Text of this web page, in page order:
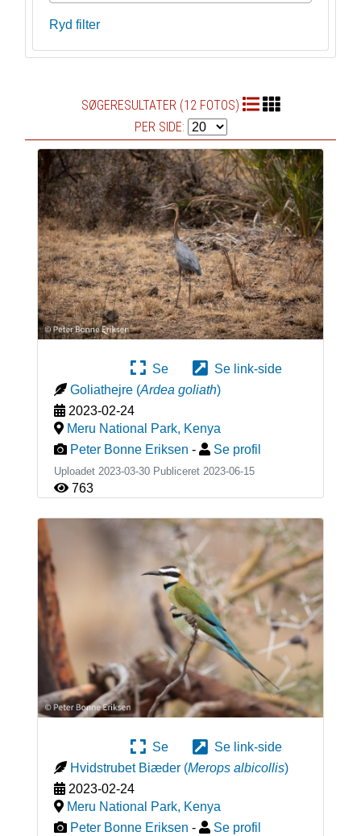
Ryd filter
SØGERESULTATER (12 FOTOS)
PER SIDE:
Se
Se link-side
Goliathejre (Ardea goliath)
2023-02-24
Meru National Park, Kenya
Peter Bonne Eriksen - Se profil
Uploadet 2023-03-30 Publiceret 2023-06-15
763
Se
Se link-side
Hvidstrubet Biæder (Merops albicollis)
2023-02-24
Meru National Park, Kenya
Peter Bonne Eriksen - Se profil